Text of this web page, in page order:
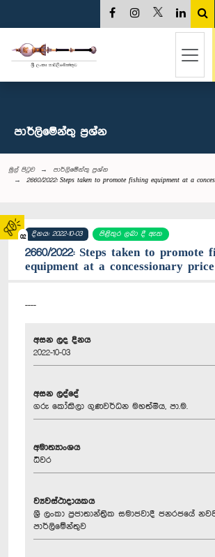
02
පාර්ලි‌මේන්තු‌ ප්‍රශ්න
මුල් පිටුව
පාර්ලි‌මේන්තු‌ ප්‍රශ්න
2660/2022: Steps taken to promote fishing equipment at a
දිනය: 2022-10-03 පිළිතුර ලබා දී ඇත
2660/2022: Steps taken to promote
equipment at a concessionary price
----
අසන ලද දිනය
2022-10-03
අසන ලද්දේ
ගරු කෝකිලා ගුණවර්ධන මහත්මිය, පා.ම.
අමාත්‍යාංශය
ධීවර
ව්‍යවස්ථාදායකය
ශ්‍රී ලංකා ප්‍රජාතාන්ත්‍රික සමාජවාදී ජනරජයේ
පාර්ලිමේන්තුව